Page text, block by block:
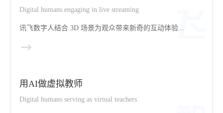
Digital humans engaging in live streaming
讯飞数字人结合 3D 场景为观众带来新奇的互动体验...
用AI做虚拟教师
Digital humans serving as virtual teachers